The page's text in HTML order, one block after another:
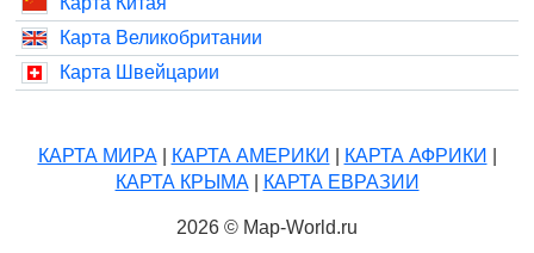
Карта Великобритании
Карта Швейцарии
КАРТА МИРА| КАРТА АМЕРИКИ КАРТА АФРИКИ
КАРТА КРЫМА| КАРТА ЕВРАЗИИ
2026 © Map-World.ru